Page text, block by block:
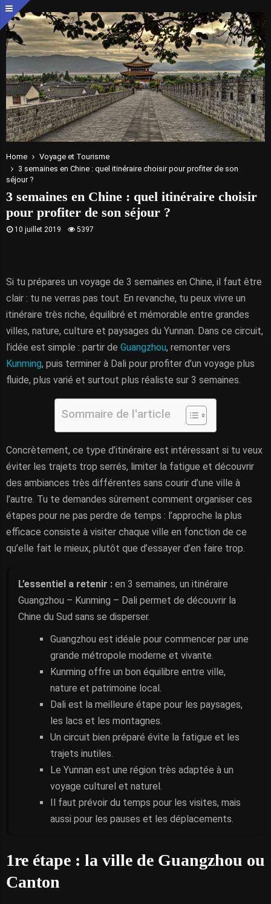
Home
Voyage et Tourisme
3 semaines en Chine : quel itinéraire choisir pour profiter de son
séjour ?
3 semaines en Chine : quel itinéraire choisir
pour profiter de son séjour ?
10 juillet 2019 5397
Si tu prépares un voyage de 3 semaines en Chine, il faut être
clair : tu ne verras pas tout. En revanche, tu peux vivre un
itinéraire très riche, équilibré et mémorable entre grandes
villes, nature, culture et paysages du Yunnan. Dans ce circuit,
l’idée est simple : partir de Guangzhou, remonter vers
Kunming, puis terminer à Dali pour profiter d’un voyage plus
fluide, plus varié et surtout plus réaliste sur 3 semaines.
Sommaire de l'article
Concrètement, ce type d’itinéraire est intéressant si tu veux
éviter les trajets trop serrés, limiter la fatigue et découvrir
des ambiances très différentes sans courir d’une ville à
l’autre. Tu te demandes sûrement comment organiser ces
étapes pour ne pas perdre de temps : l’approche la plus
efficace consiste à visiter chaque ville en fonction de ce
qu’elle fait le mieux, plutôt que d’essayer d’en faire trop.
L’essentiel a retenir : en 3 semaines, un itinéraire
Guangzhou – Kunming – Dali permet de découvrir la
Chine du Sud sans se disperser.
Guangzhou est idéale pour commencer par une
grande métropole moderne et vivante.
Kunming offre un bon équilibre entre ville,
nature et patrimoine local.
Dali est la meilleure étape pour les paysages,
les lacs et les montagnes.
Un circuit bien préparé évite la fatigue et les
trajets inutiles.
Le Yunnan est une région très adaptée à un
voyage culturel et naturel.
Il faut prévoir du temps pour les visites, mais
aussi pour les pauses et les déplacements.
1re étape : la ville de Guangzhou ou
Canton